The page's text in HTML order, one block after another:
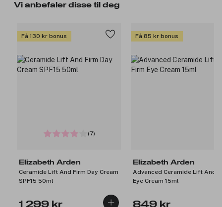
Vi anbefaler disse til deg
Få 130 kr bonus
(7)
Elizabeth Arden
Ceramide Lift And Firm Day Cream
SPF15 50ml
1 299 kr
Få 85 kr bonus
Elizabeth Arden
Advanced Ceramide Lift And
Eye Cream 15ml
849 kr